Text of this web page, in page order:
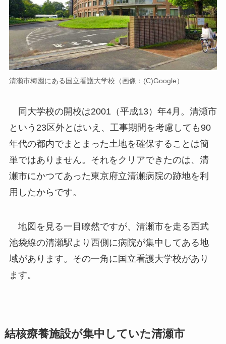
清瀬市梅園にある国立看護大学校（画像：(C)Google）
同大学校の開校は2001（平成13）年4月。清瀬市
という23区外とはいえ、工事期間を考慮しても90
年代の都内でまとまった土地を確保することは簡
単ではありません。それをクリアできたのは、清
瀬市にかつてあった東京府立清瀬病院の跡地を利
用したからです。
地図を見る一目瞭然ですが、清瀬市を走る西武
池袋線の清瀬駅より西側に病院が集中してある地
域があります。その一角に国立看護大学校があり
ます。
結核療養施設が集中していた清瀬市